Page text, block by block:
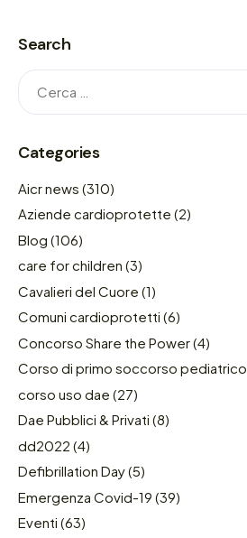
Search
Categories
Aicr news (310)
Aziende cardioprotette (2)
Blog (106)
care for children (3)
Cavalieri del Cuore (1)
Comuni cardioprotetti (6)
Concorso Share the Power(4)
Corso di primo soccorso pediatrico
corso uso dae (27)
Dae Pubblici & Privati (8)
dd2022 (4)
Defibrillation Day(5)
Emergenza Covid-19 (39)
Eventi (63)